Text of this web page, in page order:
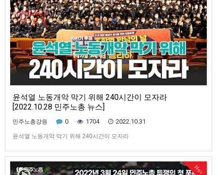
윤석열 노동개악 막기 위해 240시간이 모자라
[2022.10.28 민주노총 뉴스]
민주노총강원 0 1704 2022.10.31
윤석열 노동개악 막기 위해 240시간이 모자라
Hot